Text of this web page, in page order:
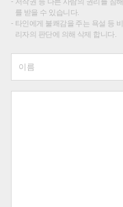
를 받을 수 있습니다.
타인에게 불쾌감을 주는 욕설 등
리자의 판단에 의해 삭제 합니다.